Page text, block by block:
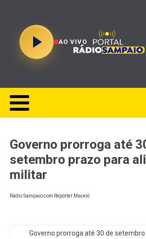
AO VIVO
Governo prorroga até
setembro prazo para
militar
Rádio Sampaio com Repórter Maceió
Governo prorroga até 30 de